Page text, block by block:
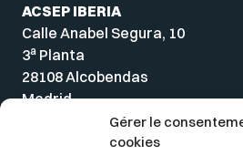
Gérer le
cookies
ACSEP IBERIA
Calle Anabel Segura, 10
3a Planta
28108 Alcobendas
Madrid